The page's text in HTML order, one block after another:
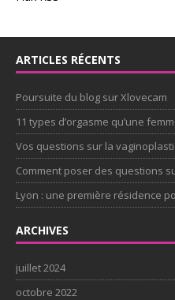
ARTICLES RÉCENTS
Poursuite du blog sur Xlovecam
11 types d’orgasme qu’une
Vos questions sur la
Comment poser des questions
Lyon : une première résidence
ARCHIVES
juillet 2024
octobre 2022